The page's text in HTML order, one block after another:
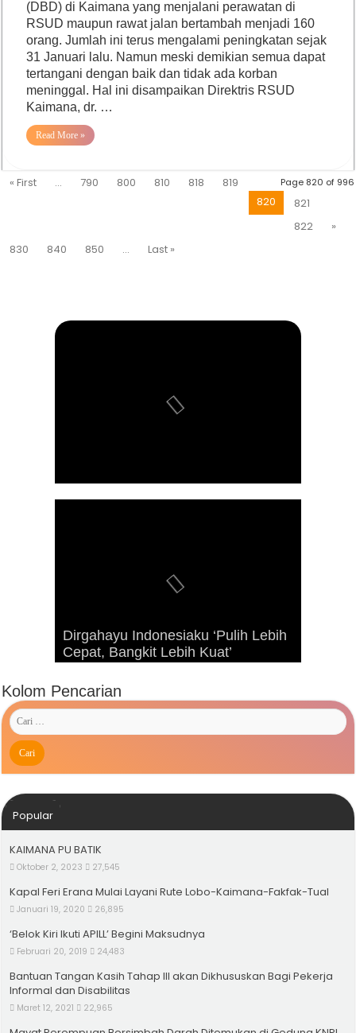
(DBD) di Kaimana yang menjalani perawatan di
RSUD maupun rawat jalan bertambah menjadi 160
orang. Jumlah ini terus mengalami peningkatan sejak
31 Januari lalu. Namun meski demikian semua dapat
tertangani dengan baik dan tidak ada korban
meninggal. Hal ini disampaikan Direktris RSUD
Kaimana, dr. …
Read More »
Page 820 of 996
« First ... 790 800 810 818
819
820
821
822
»
830
840 850 ... Last »
Dirgahayu Indonesiaku ‘Pulih Lebih
Cepat, Bangkit Lebih Kuat’
Advetorial Hari Raya Idul Fitri 1443
Hijriah
Kunjungan Presiden RI Joko
Widodo ke Kaimana Tahun 2019
Kolom Pencarian
Popular
KAIMANA PU BATIK
Oktober 2, 2023 27,545
Kapal Feri Erana Mulai Layani Rute Lobo-Kaimana-Fakfak-Tual
Januari 19, 2020 26,895
‘Belok Kiri Ikuti APILL’ Begini Maksudnya
Februari 20, 2019 24,483
Bantuan Tangan Kasih Tahap III akan Dikhususkan Bagi Pekerja
Informal dan Disabilitas
Maret 12, 2021 22,965